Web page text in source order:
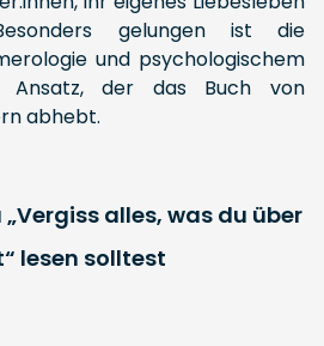
gelungen ist die
und psychologischem
Ansatz, der das Buch von
abhebt.
alles, was du über
lesen solltest